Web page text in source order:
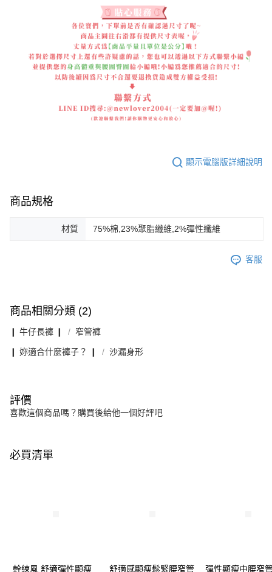
顯示電腦版詳細說明
商品規格
材質 75%棉,23%聚脂纖維,2%彈性纖維
客服
商品相關分類 (2)
❙ 牛仔長褲 ❙ 窄管褲
❙ 妳適合什麼褲子？ ❙ 沙漏身形
評價
喜歡這個商品嗎？購買後給他一個好評吧
必買清單
幹練風 舒適彈性顯瘦 舒適感顯瘦鬆緊腰窄管 彈性顯瘦中腰窄